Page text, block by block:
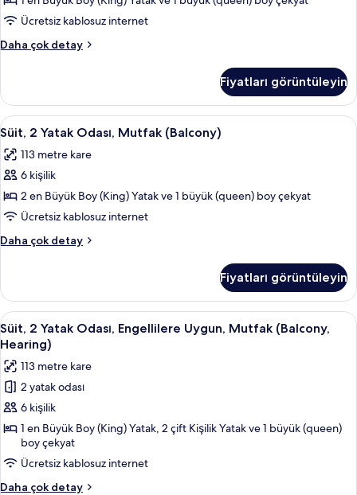
daha
fazla
(Balcony,
Hearing)
için
fotoğrafları
görün
Ücretsiz kablosuz internet
Daha çok detay
Süit,
Mutfak
(Balcony,
Hearing)
daha
fazla
Fiyatları görüntüleyin
Süit,
2
Yatak
Odası,
Mutfak
(Balcony)
için
tüm
görün
Kaliteli yatak takımı, kuştüyü
6
Süit, 2 Yatak Odası, Mutfak (Balcony)
113 metre kare
6 kişilik
2 en Büyük Boy (King) Yatak ve 1 büyük (queen) boy çekyat
Ücretsiz kablosuz internet
Daha çok detay
Süit,
Mutfak
(Balcony)
hakkında
daha
detay
Fiyatları görüntüleyin
Süit,
2
Yatak
Odası,
Engellilere
Uygun,
Mutfak
(Balcony,
Hearing)
için
Kablolu TV kanalları bulunan 50 inç
12
Süit, 2 Yatak Odası, Engellilere Uygun, Mutfak (Balcony,
Hearing)
113 metre kare
2 yatak odası
6 kişilik
1 en Büyük Boy (King) Yatak, 2 çift Kişilik Yatak ve 1 büyük (queen)
boy çekyat
Ücretsiz kablosuz internet
Daha çok detay
Süit,